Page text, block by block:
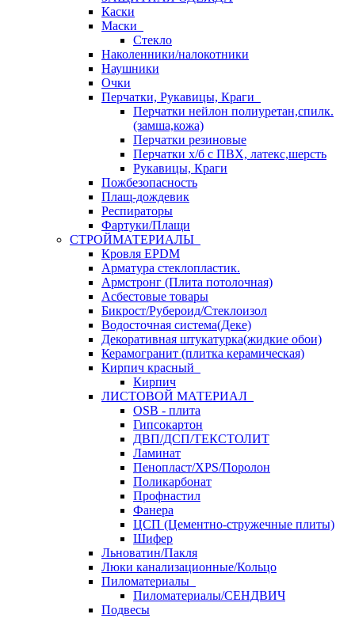
Каски
Маски
Стекло
Наколенники/налокотники
Наушники
Очки
Перчатки, Рукавицы, Краги
Перчатки нейлон полиуретан,спилк.
(замша,кожа)
Перчатки резиновые
Перчатки х/б с ПВХ, латекс,шерсть
Рукавицы, Краги
Пожбезопасность
Плащ-дождевик
Респираторы
Фартуки/Плащи
СТРОЙМАТЕРИАЛЫ
Кровля ЕРDM
Арматура стеклопластик.
Армстронг (Плита потолочная)
Асбестовые товары
Бикрост/Рубероид/Стеклоизол
Водосточная система(Деке)
Декоративная штукатурка(жидкие обои)
Керамогранит (плитка керамическая)
Кирпич красный
Кирпич
ЛИСТОВОЙ МАТЕРИАЛ
OSB - плита
Гипсокартон
ДВП/ДСП/ТЕКСТОЛИТ
Ламинат
Пенопласт/XPS/Поролон
Поликарбонат
Профнастил
Фанера
ЦСП (Цементно-стружечные плиты)
Шифер
Льноватин/Пакля
Люки канализационные/Кольцо
Пиломатериалы
Пиломатериалы/СЕНДВИЧ
Подвесы